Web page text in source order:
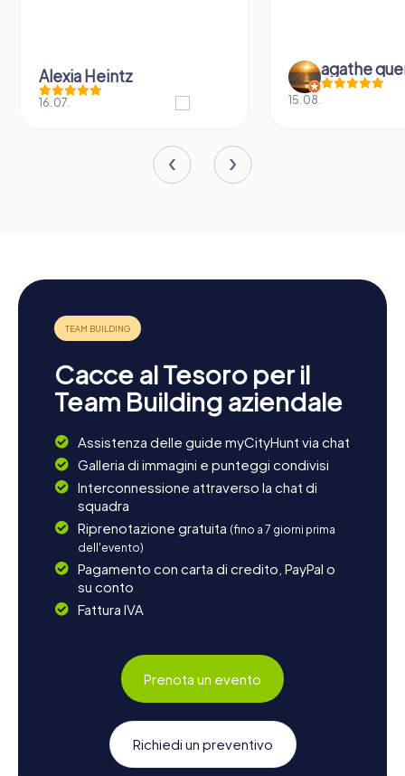
Alexia Heintz
16.07.
agathe
15.08.
Cacce al Tesoro per il
Team Building aziendale
Assistenza delle guide myCityHunt via chat
Galleria di immagini e punteggi condivisi
Interconnessione attraverso la chat di
squadra
Riprenotazione gratuita (fino a 7 giorni prima
dell'evento)
Pagamento con carta di credito, PayPal o
su conto
Fattura IVA
Prenota un evento
Richiedi un preventivo